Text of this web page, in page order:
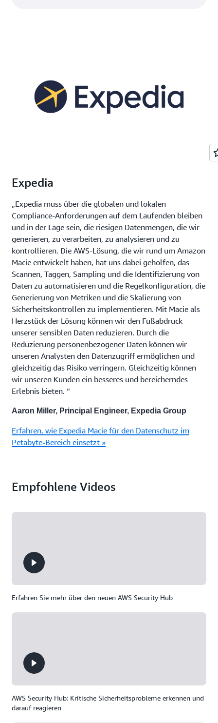
Expedia
„Expedia muss über die globalen und lokalen
Compliance-Anforderungen auf dem Laufenden bleiben
und in der Lage sein, die riesigen Datenmengen, die wir
generieren, zu verarbeiten, zu analysieren und zu
kontrollieren. Die AWS-Lösung, die wir rund um Amazon
Macie entwickelt haben, hat uns dabei geholfen, das
Scannen, Taggen, Sampling und die Identifizierung von
Daten zu automatisieren und die Regelkonfiguration, die
Generierung von Metriken und die Skalierung von
Sicherheitskontrollen zu implementieren. Mit Macie als
Herzstück der Lösung können wir den Fußabdruck
unserer sensiblen Daten reduzieren. Durch die
Reduzierung personenbezogener Daten können wir
unseren Analysten den Datenzugriff ermöglichen und
gleichzeitig das Risiko verringern. Gleichzeitig können
wir unseren Kunden ein besseres und bereicherndes
Erlebnis bieten. “
Aaron Miller, Principal Engineer, Expedia Group
Erfahren, wie Expedia Macie für den Datenschutz im
Petabyte-Bereich einsetzt »
Empfohlene Videos
Erfahren Sie mehr über den neuen AWS Security Hub
AWS Security Hub: Kritische Sicherheitsprobleme erkennen und
darauf reagieren